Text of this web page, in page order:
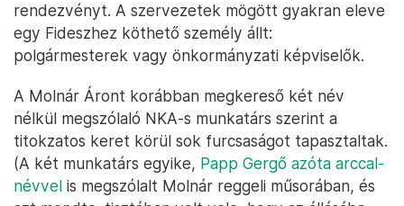
rendezvényt. A szervezetek mögött gyakran eleve
egy Fideszhez köthető személy állt:
polgármesterek vagy önkormányzati képviselők.
A Molnár Áront korábban megkereső két név
nélkül megszólaló NKA-s munkatárs szerint a
titokzatos keret körül sok furcsaságot tapasztaltak.
(A két munkatárs egyike, Papp Gergő azóta arccal-
névvel is megszólalt Molnár reggeli műsorában, és